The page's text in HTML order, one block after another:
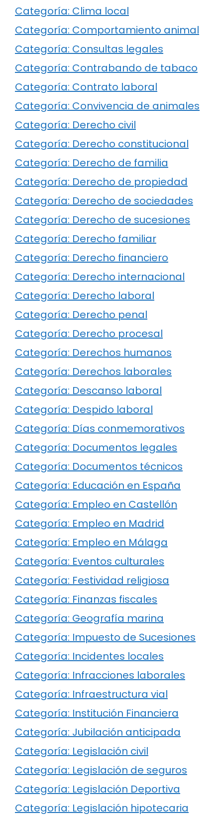
Categoría: Clima local
Categoría: Comportamiento animal
Categoría: Consultas legales
Categoría: Contrabando de tabaco
Categoría: Contrato laboral
Categoría: Convivencia de animales
Categoría: Derecho civil
Categoría: Derecho constitucional
Categoría: Derecho de familia
Categoría: Derecho de propiedad
Categoría: Derecho de sociedades
Categoría: Derecho de sucesiones
Categoría: Derecho familiar
Categoría: Derecho financiero
Categoría: Derecho internacional
Categoría: Derecho laboral
Categoría: Derecho penal
Categoría: Derecho procesal
Categoría: Derechos humanos
Categoría: Derechos laborales
Categoría: Descanso laboral
Categoría: Despido laboral
Categoría: Días conmemorativos
Categoría: Documentos legales
Categoría: Documentos técnicos
Categoría: Educación en España
Categoría: Empleo en Castellón
Categoría: Empleo en Madrid
Categoría: Empleo en Málaga
Categoría: Eventos culturales
Categoría: Festividad religiosa
Categoría: Finanzas fiscales
Categoría: Geografía marina
Categoría: Impuesto de Sucesiones
Categoría: Incidentes locales
Categoría: Infracciones laborales
Categoría: Infraestructura vial
Categoría: Institución Financiera
Categoría: Jubilación anticipada
Categoría: Legislación civil
Categoría: Legislación de seguros
Categoría: Legislación Deportiva
Categoría: Legislación hipotecaria